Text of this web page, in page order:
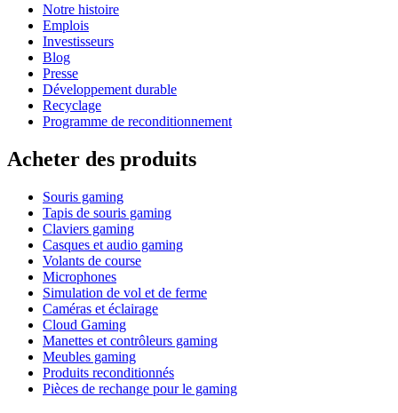
Notre histoire
Emplois
Investisseurs
Blog
Presse
Développement durable
Recyclage
Programme de reconditionnement
Acheter des produits
Souris gaming
Tapis de souris gaming
Claviers gaming
Casques et audio gaming
Volants de course
Microphones
Simulation de vol et de ferme
Caméras et éclairage
Cloud Gaming
Manettes et contrôleurs gaming
Meubles gaming
Produits reconditionnés
Pièces de rechange pour le gaming